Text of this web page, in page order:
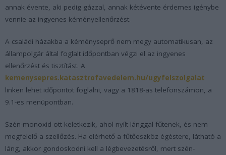
annak évente, aki pedig gázzal, annak kétévente érdemes igénybe
vennie az ingyenes kéményellenőrzést.
A családi házakba a kéményseprő nem megy automatikusan, az
állampolgár által foglalt időpontban végzi el az ingyenes
ellenőrzést és tisztítást. A
kemenysepres.katasztrofavedelem.hu/ugyfelszolgalat
linken lehet időpontot foglalni, vagy a 1818-as telefonszámon, a
9.1-es menüpontban.
Szén-monoxid ott keletkezik, ahol nyílt lánggal fűtenek, és nem
megfelelő a szellőzés. Ha elérhető a fűtőeszköz égéstere, látható a
láng, akkor gondoskodni kell a légbevezetésről, mert szén-